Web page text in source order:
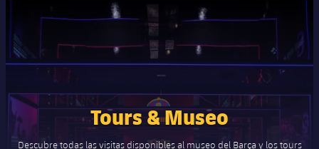
Tours & Museo
Descubre todas las visitas disponibles al museo del Barça y los tours